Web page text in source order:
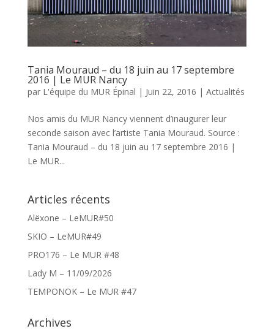
Tania Mouraud – du 18 juin au 17 septembre
2016 | Le MUR Nancy
par L'équipe du MUR Épinal | Juin 22, 2016 | Actualités
Nos amis du MUR Nancy viennent d’inaugurer leur
seconde saison avec l’artiste Tania Mouraud. Source :
Tania Mouraud – du 18 juin au 17 septembre 2016 |
Le MUR...
Articles récents
Alëxone – LeMUR#50
SKIO – LeMUR#49
PRO176 – Le MUR #48
Lady M – 11/09/2026
TEMPONOK – Le MUR #47
Archives